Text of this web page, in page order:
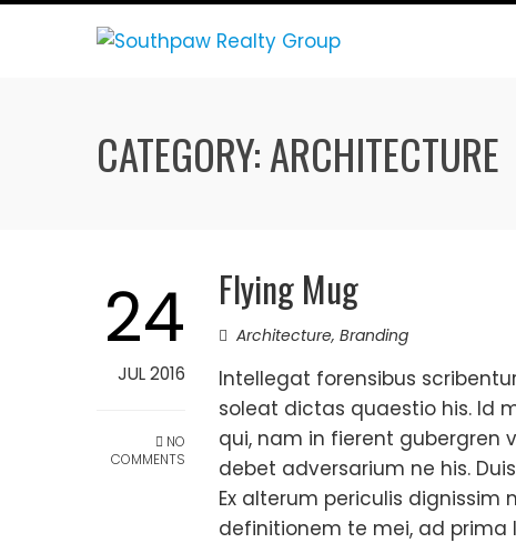
Skip
CATEGORY:ARCHITECTURE
24
JUL 2016
NO
COMMENTS
Flying Mug
Architecture, Branding
Intellegat forensibus
soleat dictas quaestio his. Id
qui, nam in fierent gubergren
debet adversarium ne his.
Ex alterum periculis dignissim
definitionem te mei, ad prima